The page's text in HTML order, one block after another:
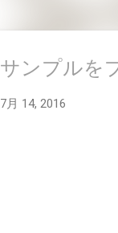
サンプルを
7月 14, 2016